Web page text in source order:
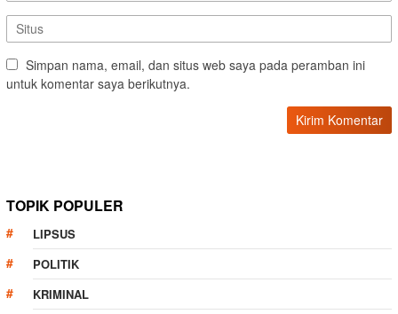
Simpan nama, email, dan situs web saya pada peramban ini
untuk komentar saya berikutnya.
TOPIK POPULER
LIPSUS
POLITIK
KRIMINAL